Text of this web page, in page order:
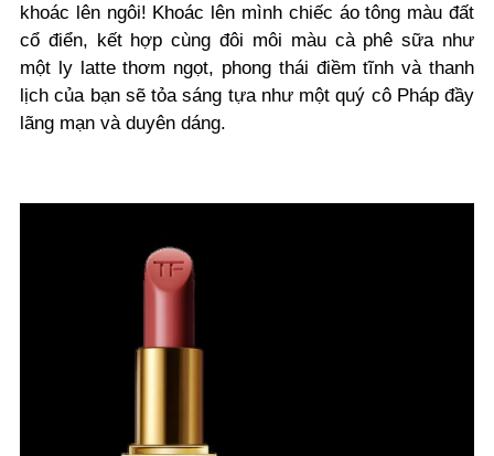
khoác lên ngôi! Khoác lên mình chiếc áo tông màu đất
cổ điển, kết hợp cùng đôi môi màu cà phê sữa như
một ly latte thơm ngọt, phong thái điềm tĩnh và thanh
lịch của bạn sẽ tỏa sáng tựa như một quý cô Pháp đầy
lãng mạn và duyên dáng.